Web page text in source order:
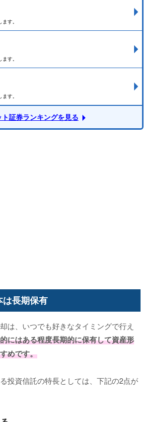
す。
す。
す。
ト証券ランキングを見る
長期保有
は、いつでも好きなタイミングで行え
にはある程度長期的に保有して資産形
めです。
投資信託の特長としては、下記の2点が